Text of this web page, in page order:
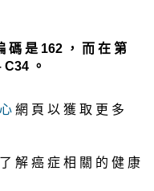
碼 是 162 ， 而 在 第
。
網 頁 以 獲 取 更 多
解 癌 症 相 關 的 健 康